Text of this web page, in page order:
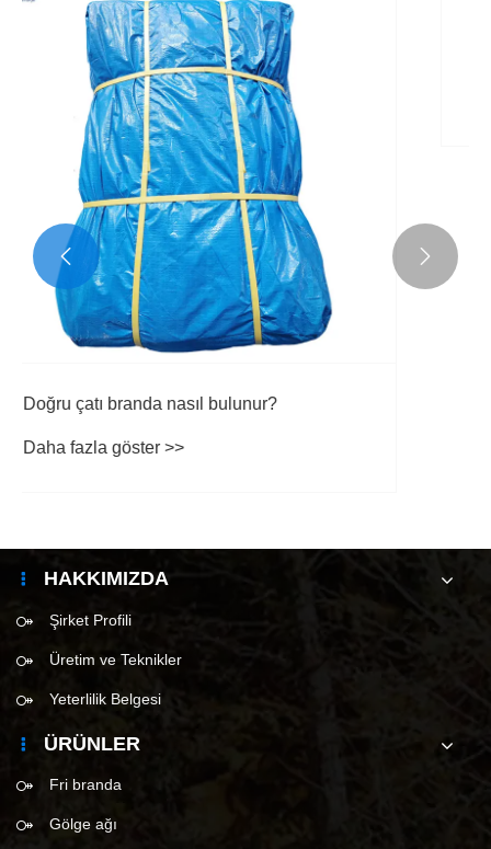
Mavi 150GSM PE Branda Şiddetli Yağmura
Dayanabilir mi?
Daha fazla göster >>
 
HAKKIMIZDA
Şirket Profili
Üretim ve Teknikler
Yeterlilik Belgesi
ÜRÜNLER
Fri branda
Gölge ağı